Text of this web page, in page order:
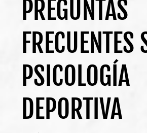
PREGUNTAS
FRECUENTES
PSICOLOGÍA
DEPORTIVA